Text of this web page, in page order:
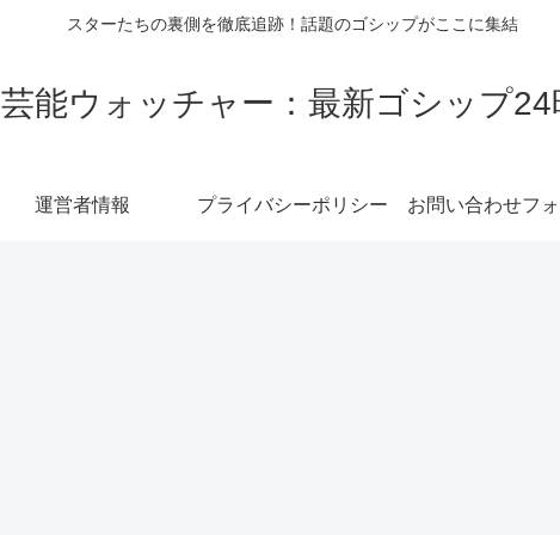
スターたちの裏側を徹底追跡！話題のゴシップがここに集結
芸能ウォッチャー：最新ゴシップ24
運営者情報 プライバシーポリシー お問い合わせフ